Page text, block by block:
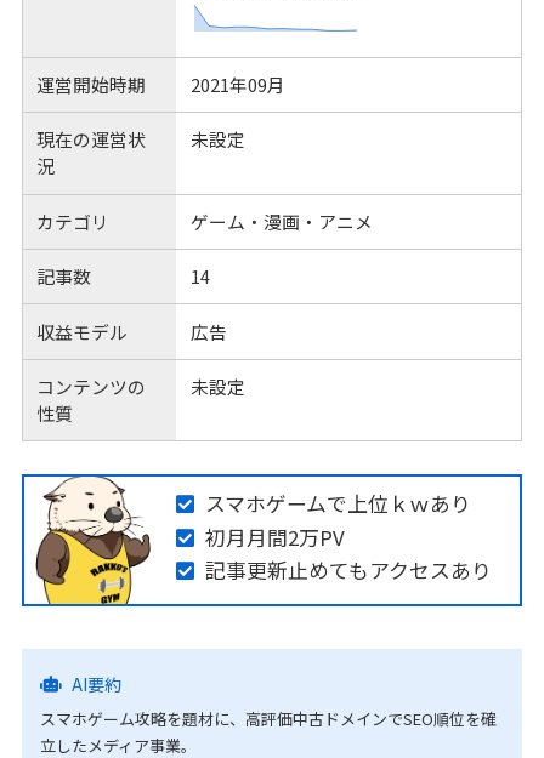
運営開始時期 2021年09月
現在の運営状
況
未設定
カテゴリ ゲーム・漫画・アニメ
記事数 14
収益モデル 広告
コンテンツの
性質
未設定
スマホゲームで上位ｋｗあり
初月月間2万PV
記事更新止めてもアクセスあり
AI要約
スマホゲーム攻略を題材に、高評価中古ドメインでSEO順位を確
立したメディア事業。